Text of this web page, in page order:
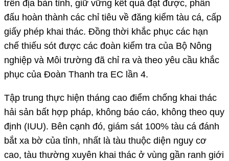
trên địa bàn tỉnh, giữ vững kết quả đạt được, phấn
đấu hoàn thành các chỉ tiêu về đăng kiểm tàu cá, cấp
giấy phép khai thác. Đồng thời khắc phục các hạn
chế thiếu sót được các đoàn kiểm tra của Bộ Nông
nghiệp và Môi trường đã chỉ ra và theo yêu cầu khắc
phục của Đoàn Thanh tra EC lần 4.
Tập trung thực hiện tháng cao điểm chống khai thác
hải sản bất hợp pháp, không báo cáo, không theo quy
định (IUU). Bên cạnh đó, giám sát 100% tàu cá đánh
bắt xa bờ của tỉnh, nhất là tàu thuộc diện nguy cơ
cao, tàu thường xuyên khai thác ở vùng gần ranh giới